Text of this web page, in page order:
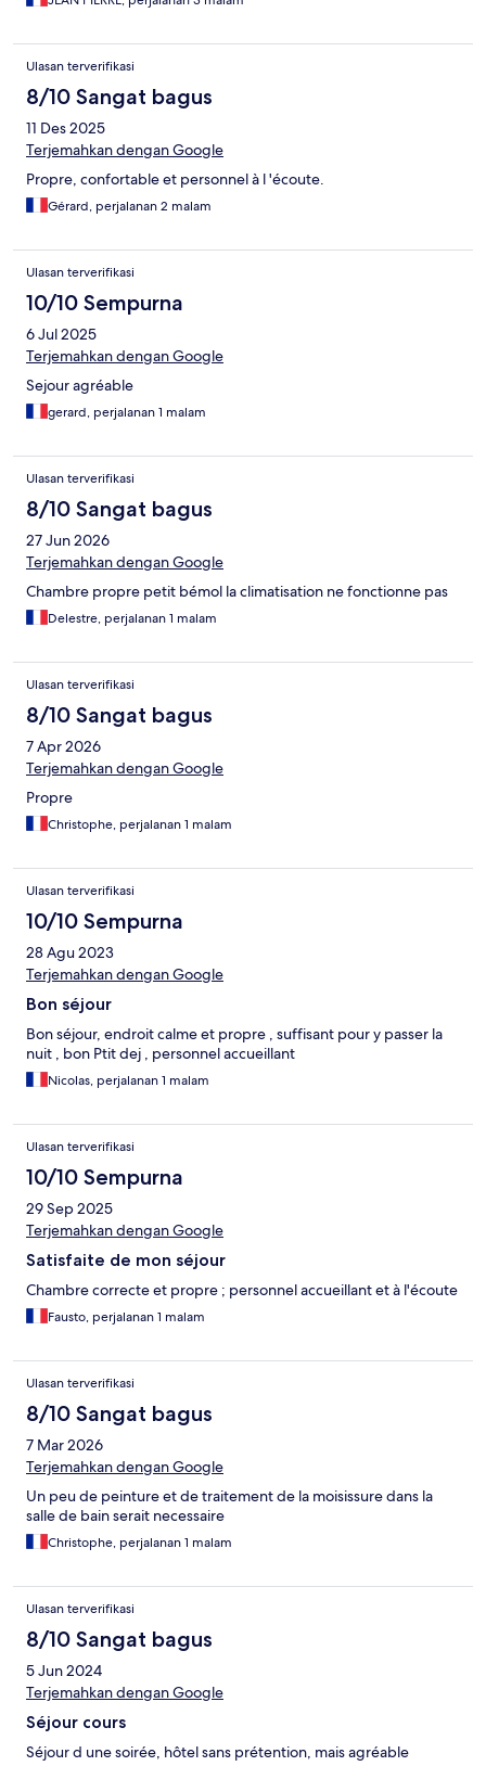
Ulasan terverifikasi
8/10 Sangat bagus
11 Des 2025
Terjemahkan dengan Google
Propre, confortable et personnel à l 'écoute.
Gérard, perjalanan 2 malam
Ulasan terverifikasi
10/10 Sempurna
6 Jul 2025
Terjemahkan dengan Google
Sejour agréable
gerard, perjalanan 1 malam
Ulasan terverifikasi
8/10 Sangat bagus
27 Jun 2026
Terjemahkan dengan Google
Chambre propre petit bémol la climatisation ne fonctionne pas
Delestre, perjalanan 1 malam
Ulasan terverifikasi
8/10 Sangat bagus
7 Apr 2026
Terjemahkan dengan Google
Propre
Christophe, perjalanan 1 malam
Ulasan terverifikasi
10/10 Sempurna
28 Agu 2023
Terjemahkan dengan Google
Bon séjour
Bon séjour, endroit calme et propre , suffisant pour y passer la
nuit , bon Ptit dej , personnel accueillant
Nicolas, perjalanan 1 malam
Ulasan terverifikasi
10/10 Sempurna
29 Sep 2025
Terjemahkan dengan Google
Satisfaite de mon séjour
Chambre correcte et propre ; personnel accueillant et à l'écoute
Fausto, perjalanan 1 malam
Ulasan terverifikasi
8/10 Sangat bagus
7 Mar 2026
Terjemahkan dengan Google
Un peu de peinture et de traitement de la moisissure dans la
salle de bain serait necessaire
Christophe, perjalanan 1 malam
Ulasan terverifikasi
8/10 Sangat bagus
5 Jun 2024
Terjemahkan dengan Google
Séjour cours
Séjour d une soirée, hôtel sans prétention, mais agréable